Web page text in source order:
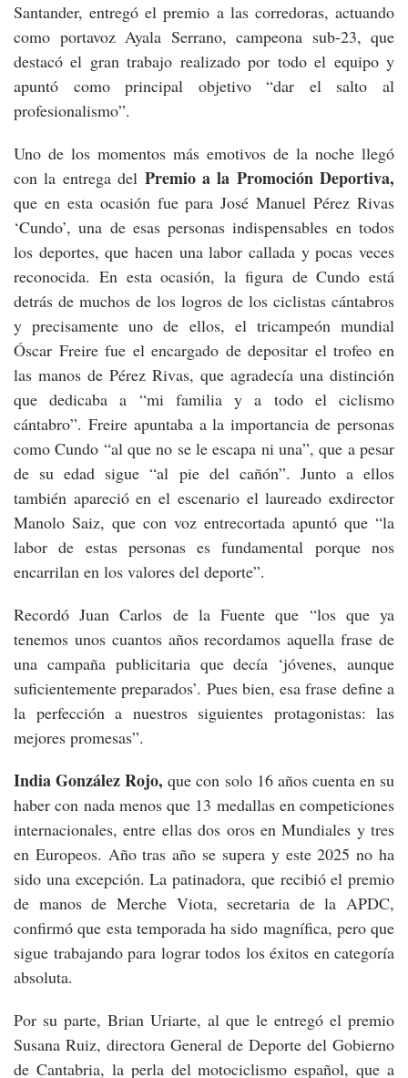
Santander, entregó el premio a las corredoras, actuando
como portavoz Ayala Serrano, campeona sub-23, que
destacó el gran trabajo realizado por todo el equipo y
apuntó como principal objetivo “dar el salto al
profesionalismo”.
Uno de los momentos más emotivos de la noche llegó
con la entrega del Premio a la Promoción Deportiva,
que en esta ocasión fue para José Manuel Pérez Rivas
‘Cundo’, una de esas personas indispensables en todos
los deportes, que hacen una labor callada y pocas veces
reconocida. En esta ocasión, la figura de Cundo está
detrás de muchos de los logros de los ciclistas cántabros
y precisamente uno de ellos, el tricampeón mundial
Óscar Freire fue el encargado de depositar el trofeo en
las manos de Pérez Rivas, que agradecía una distinción
que dedicaba a “mi familia y a todo el ciclismo
cántabro”. Freire apuntaba a la importancia de personas
como Cundo “al que no se le escapa ni una”, que a pesar
de su edad sigue “al pie del cañón”. Junto a ellos
también apareció en el escenario el laureado exdirector
Manolo Saiz, que con voz entrecortada apuntó que “la
labor de estas personas es fundamental porque nos
encarrilan en los valores del deporte”.
Recordó Juan Carlos de la Fuente que “los que ya
tenemos unos cuantos años recordamos aquella frase de
una campaña publicitaria que decía ‘jóvenes, aunque
suficientemente preparados’. Pues bien, esa frase define a
la perfección a nuestros siguientes protagonistas: las
mejores promesas”.
India González Rojo, que con solo 16 años cuenta en su
haber con nada menos que 13 medallas en competiciones
internacionales, entre ellas dos oros en Mundiales y tres
en Europeos. Año tras año se supera y este 2025 no ha
sido una excepción. La patinadora, que recibió el premio
de manos de Merche Viota, secretaria de la APDC,
confirmó que esta temporada ha sido magnífica, pero que
sigue trabajando para lograr todos los éxitos en categoría
absoluta.
Por su parte, Brian Uriarte, al que le entregó el premio
Susana Ruiz, directora General de Deporte del Gobierno
de Cantabria, la perla del motociclismo español, que a